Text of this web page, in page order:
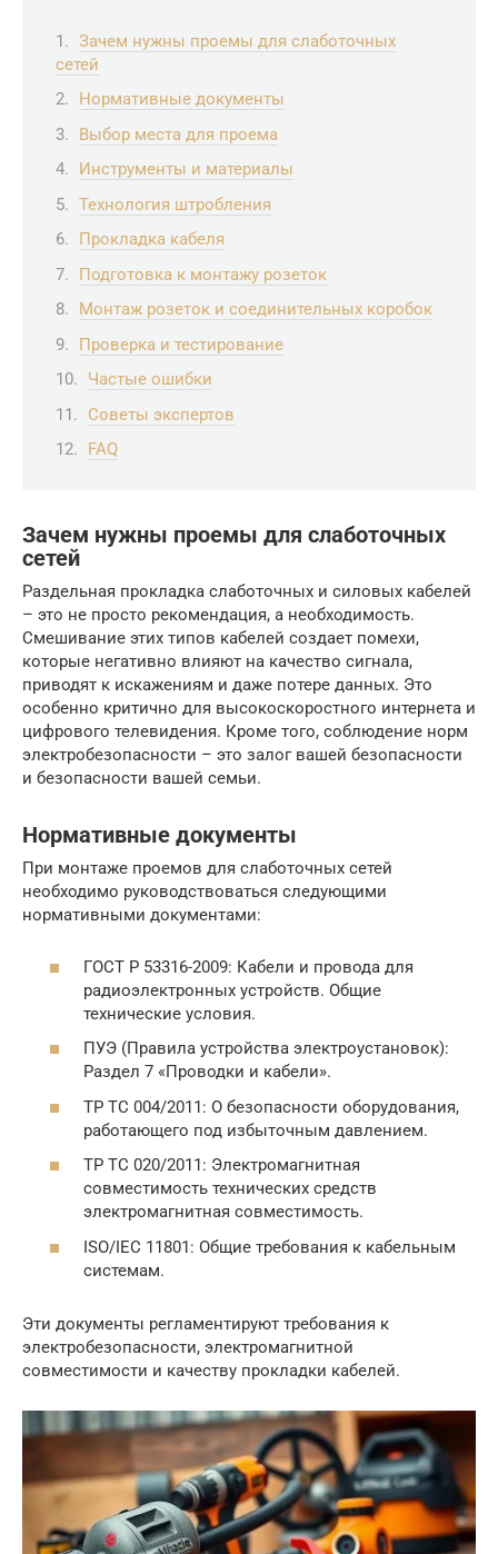
Зачем нужны проемы для слаботочных
сетей
Нормативные документы
Выбор места для проема
Инструменты и материалы
Технология штробления
Прокладка кабеля
Подготовка к монтажу розеток
Монтаж розеток и соединительных коробок
Проверка и тестирование
Частые ошибки
Советы экспертов
FAQ
Зачем нужны проемы для слаботочных
сетей
Раздельная прокладка слаботочных и силовых кабелей
– это не просто рекомендация, а необходимость.
Смешивание этих типов кабелей создает помехи,
которые негативно влияют на качество сигнала,
приводят к искажениям и даже потере данных. Это
особенно критично для высокоскоростного интернета и
цифрового телевидения. Кроме того, соблюдение норм
электробезопасности – это залог вашей безопасности
и безопасности вашей семьи.
Нормативные документы
При монтаже проемов для слаботочных сетей
необходимо руководствоваться следующими
нормативными документами:
ГОСТ Р 53316-2009: Кабели и провода для
радиоэлектронных устройств. Общие
технические условия.
ПУЭ (Правила устройства электроустановок):
Раздел 7 «Проводки и кабели».
ТР ТС 004/2011: О безопасности оборудования,
работающего под избыточным давлением.
ТР ТС 020/2011: Электромагнитная
совместимость технических средств
электромагнитная совместимость.
ISO/IEC 11801: Общие требования к кабельным
системам.
Эти документы регламентируют требования к
электробезопасности, электромагнитной
совместимости и качеству прокладки кабелей.